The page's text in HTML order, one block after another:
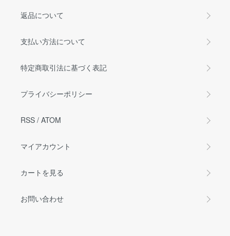
返品について
支払い方法について
特定商取引法に基づく表記
プライバシーポリシー
RSS / ATOM
マイアカウント
カートを見る
お問い合わせ